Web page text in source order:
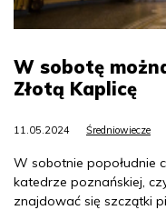
W sobotę
Złotą Kaplicę
11.05.2024 Średniowiecze
W sobotnie popołudnie
katedrze poznańskiej,
znajdować się szczątki